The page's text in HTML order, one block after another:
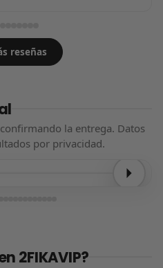
reseñas
la entrega. Datos
por privacidad.
2FIKAVIP?